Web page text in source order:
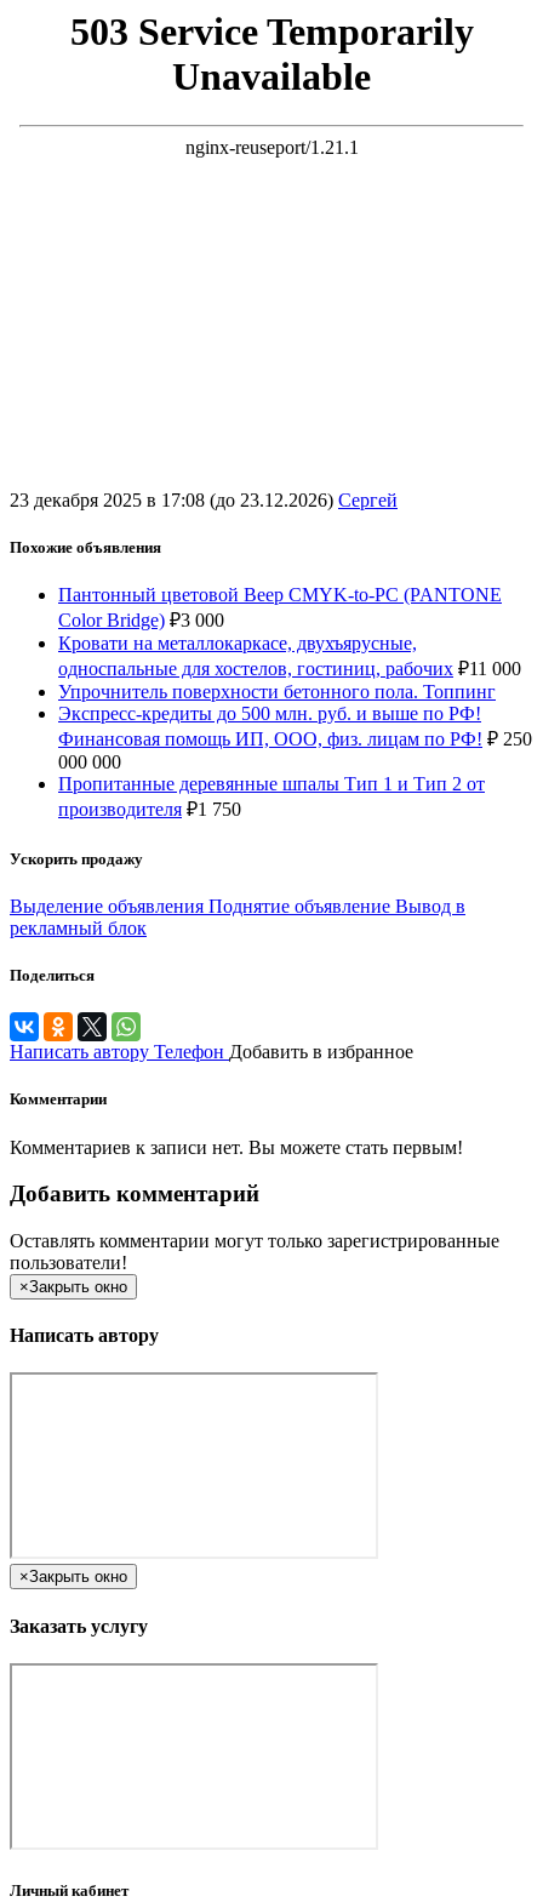
23 декабря 2025 в 17:08 (до 23.12.2026) Сергей
Похожие объявления
Пантонный цветовой Веер CMYK-to-PC (PANTONE
Color Bridge) ₽3 000
Кровати на металлокаркасе, двухъярусные,
односпальные для хостелов, гостиниц, рабочих ₽11 000
Упрочнитель поверхности бетонного пола. Топпинг
Экспресс-кредиты до 500 млн. руб. и выше по РФ!
Финансовая помощь ИП, ООО, физ. лицам по РФ! ₽ 250
000 000
Пропитанные деревянные шпалы Тип 1 и Тип 2 от
производителя ₽1 750
Ускорить продажу
Выделение объявления Поднятие объявление Вывод в
рекламный блок
Поделиться
Написать автору Телефон Добавить в избранное
Комментарии
Комментариев к записи нет. Вы можете стать первым!
Добавить комментарий
Оставлять комментарии могут только зарегистрированные
пользователи!
×Закрыть окно
Написать автору
×Закрыть окно
Заказать услугу
Личный кабинет